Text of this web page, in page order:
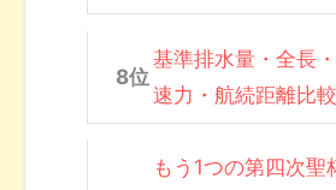
基準排水量・全長
速力・航続距離比
もう1つの第四次聖